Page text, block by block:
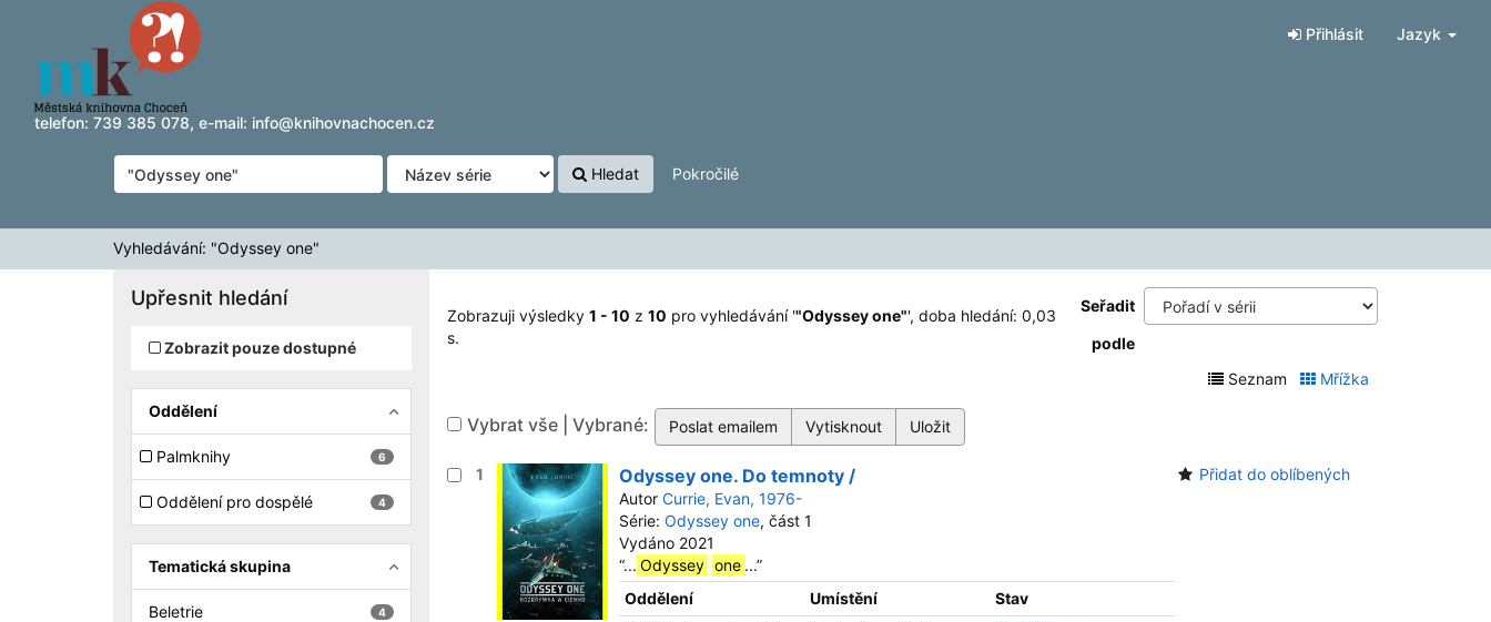
Zobrazuji výsledky1 - 10z
Přeskočit na obsah
telefon: 739 385 078, e-mail: info@knihovnachocen.cz
Přihlásit Jazyk
Hledat Pokročilé
Vyhledávání: "Odyssey one"
Zobrazuji výsledky 1 - 10 z 10 pro vyhledávání '"Odyssey one"', doba hledání: 0,03
s.
Seřadit
podle
Seznam
Mřížka
Vybrat vše | Vybrané:
1 Odyssey one. Do temnoty /
Autor Currie, Evan, 1976-
Série: Odyssey one, část 1
Vydáno 2021
“... Odyssey one ...”
Oddělení
Umístění
Stav
Přidat do oblíbených
Upřesnit hledání
Zobrazit pouze dostupné
Oddělení
6
Palmknihy
4
Oddělení pro dospělé
Tematická skupina
4
Beletrie